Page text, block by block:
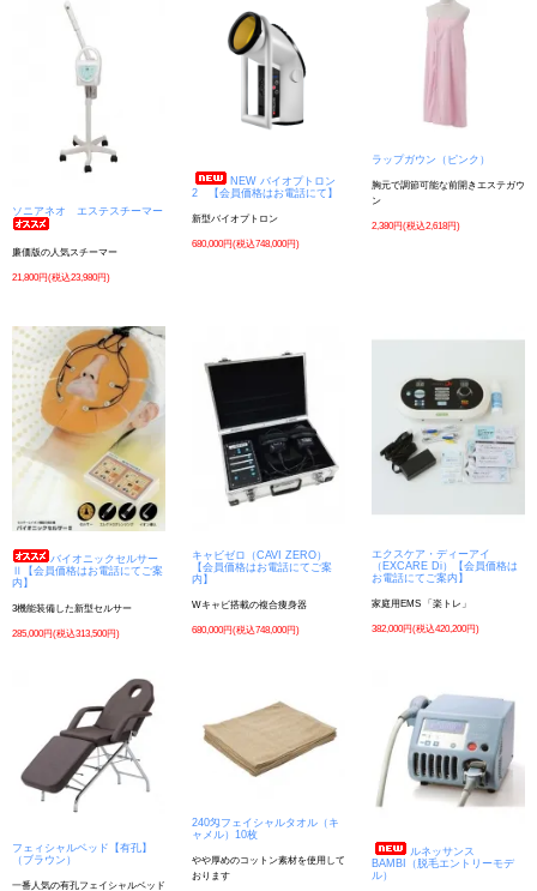
ソニアネオ エステスチーマー
廉価版の人気スチーマー
21,800円(税込23,980円)
NEW バイオプトロン
2 【会員価格はお電話にて】
新型バイオプトロン
680,000円(税込748,000円)
ラップガウン（ピンク）
胸元で調節可能な前開きエステガウ
ン
2,380円(税込2,618円)
バイオニックセルサー
Ⅱ【会員価格はお電話にてご案
内】
3機能装備した新型セルサー
285,000円(税込313,500円)
キャビゼロ（CAVI ZERO）
【会員価格はお電話にてご案
内】
Wキャビ搭載の複合痩身器
680,000円(税込748,000円)
エクスケア・ディーアイ
（EXCARE Di）【会員価格は
お電話にてご案内】
家庭用EMS 「楽トレ」
382,000円(税込420,200円)
フェィシャルベッド【有孔】
（ブラウン）
一番人気の有孔フェイシャルベッド
240匁フェイシャルタオル（キ
ャメル）10枚
やや厚めのコットン素材を使用して
おります
ルネッサンス
BAMBI（脱毛エントリーモデ
ル）